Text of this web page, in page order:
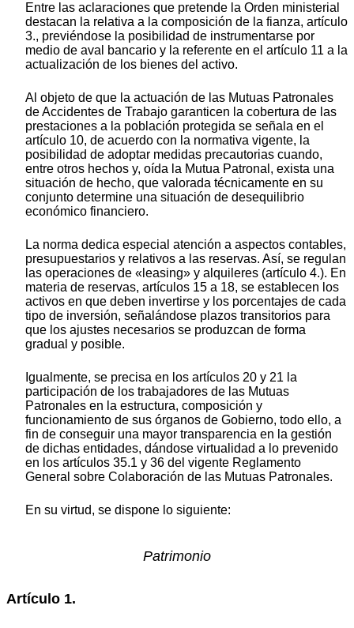
Entre las aclaraciones que pretende la Orden ministerial
destacan la relativa a la composición de la fianza, artículo
3., previéndose la posibilidad de instrumentarse por
medio de aval bancario y la referente en el artículo 11 a la
actualización de los bienes del activo.
Al objeto de que la actuación de las Mutuas Patronales
de Accidentes de Trabajo garanticen la cobertura de las
prestaciones a la población protegida se señala en el
artículo 10, de acuerdo con la normativa vigente, la
posibilidad de adoptar medidas precautorias cuando,
entre otros hechos y, oída la Mutua Patronal, exista una
situación de hecho, que valorada técnicamente en su
conjunto determine una situación de desequilibrio
económico financiero.
La norma dedica especial atención a aspectos contables,
presupuestarios y relativos a las reservas. Así, se regulan
las operaciones de «leasing» y alquileres (artículo 4.). En
materia de reservas, artículos 15 a 18, se establecen los
activos en que deben invertirse y los porcentajes de cada
tipo de inversión, señalándose plazos transitorios para
que los ajustes necesarios se produzcan de forma
gradual y posible.
Igualmente, se precisa en los artículos 20 y 21 la
participación de los trabajadores de las Mutuas
Patronales en la estructura, composición y
funcionamiento de sus órganos de Gobierno, todo ello, a
fin de conseguir una mayor transparencia en la gestión
de dichas entidades, dándose virtualidad a lo prevenido
en los artículos 35.1 y 36 del vigente Reglamento
General sobre Colaboración de las Mutuas Patronales.
En su virtud, se dispone lo siguiente:
Patrimonio
Artículo 1.